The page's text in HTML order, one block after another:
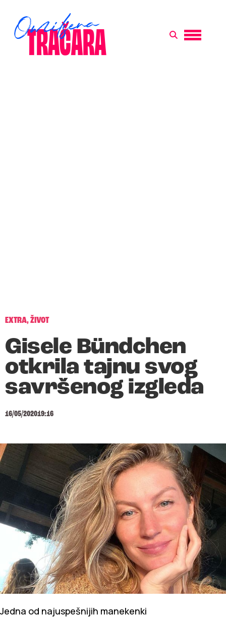
EXTRA,ŽIVOT
Gisele Bündchen
otkrila tajnu svog
savršenog izgleda
16/05/202019:16
Jedna od najuspešnijih manekenki